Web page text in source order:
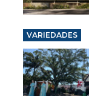
VARIEDADES